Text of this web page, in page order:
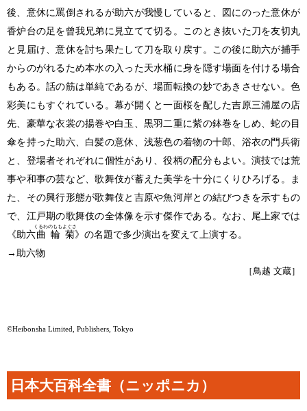
後、意休に罵倒されるが助六が我慢していると、図にのった意休が
香炉台の足を曾我兄弟に見立てて切る。このとき抜いた刀を友切丸
と見届け、意休を討ち果たして刀を取り戻す。この後に助六が捕手
からのがれるため本水の入った天水桶に身を隠す場面を付ける場合
もある。話の筋は単純であるが、場面転換の妙であきさせない。色
彩美にもすぐれている。幕が開くと一面桜を配した吉原三浦屋の店
先、豪華な衣裳の揚巻や白玉、黒羽二重に紫の鉢巻をしめ、蛇の目
傘を持った助六、白髪の意休、浅葱色の着物の十郎、浴衣の門兵衛
と、登場者それぞれに個性があり、役柄の配分もよい。演技では荒
事や和事の芸など、歌舞伎が蓄えた美学を十分にくりひろげる。ま
た、その興行形態が歌舞伎と吉原や魚河岸との結びつきを示すもの
で、江戸期の歌舞伎の全体像を示す傑作である。なお、尾上家では
《助六曲輪菊
くるわのももよぐさ
》の名題で多少演出を変えて上演する。
→ 助六物
［鳥越 文蔵］
©Heibonsha Limited, Publishers, Tokyo
日本大百科全書（ニッポニカ）